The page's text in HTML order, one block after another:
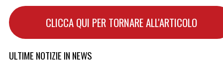
CLICCA QUI PER TORNARE ALL'ARTICOLO
ULTIME NOTIZIE IN NEWS